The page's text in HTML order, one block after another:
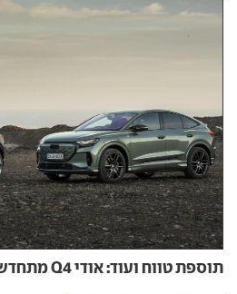
תוספת טווח ועוד: אודי Q4 מתחדש